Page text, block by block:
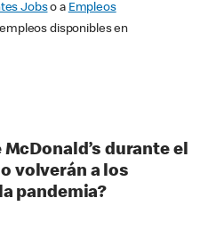
Jobso a Empleos
disponibles en
durante el
volverán a los
pandemia?